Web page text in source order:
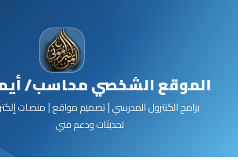
الموقع الشخصي محاسب/
برامج الكنترول المدرسي | تصميم مواقع | منصات
تحديثات ودعم فني